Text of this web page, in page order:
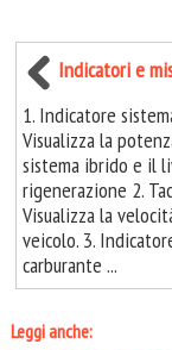
Indicatori e
1. Indicatore
Visualizza la
sistema ibrido e il
rigenerazione 2.
Visualizza la
veicolo. 3.
carburante ...
Leggi anche: